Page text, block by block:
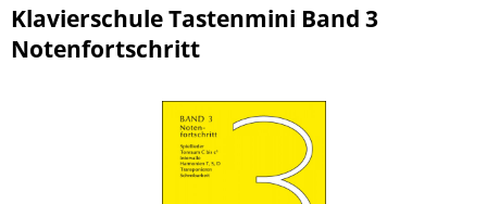
Klavierschule Tastenmini Band 3
Notenfortschritt